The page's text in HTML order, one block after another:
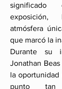
atmósfera
que marcó la
Durante su
Jonathan
la
punto tan